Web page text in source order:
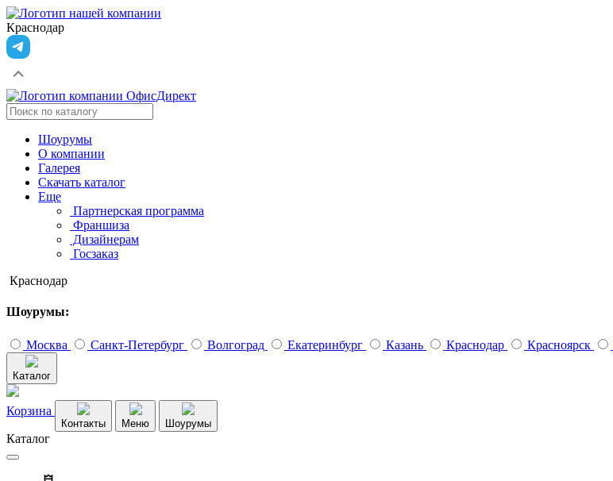
Краснодар
Шоурумы
О компании
Галерея
Скачать каталог
Еще
Партнерская программа
Франшиза
Дизайнерам
Госзаказ
Краснодар
Шоурумы:
Москва Санкт-Петербург Волгоград Екатеринбург Казань Краснодар Красноярск
Каталог
Корзина
Контакты Меню Шоурумы
Каталог